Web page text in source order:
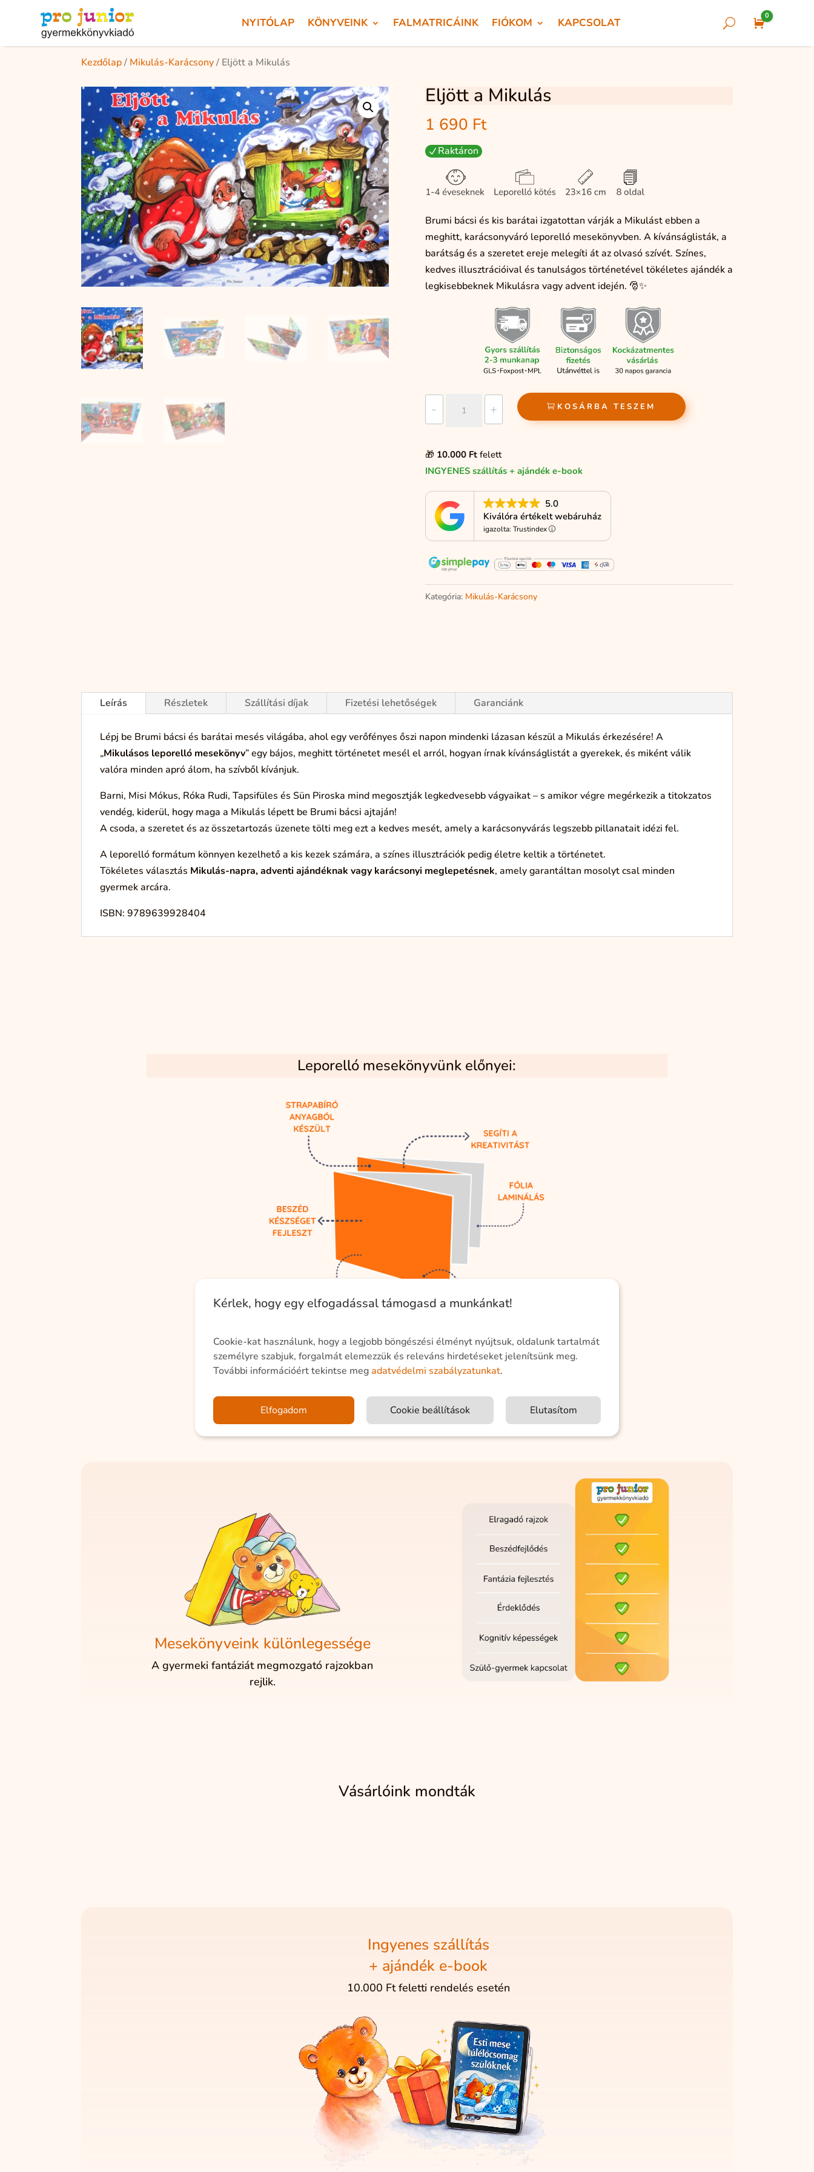
NYITÓLAP KÖNYVEINK FALMATRICÁINK FIÓKOM KAPCSOLAT U Cart
0
Kezdőlap/ Mikulás-Karácsony/ Eljött a Mikulás
Eljött a Mikulás
1 690 Ft
N Raktáron
Brumi bácsi és kis barátai izgatottan várják a Mikulást ebben a
meghitt, karácsonyváró leporelló mesekönyvben. A kívánságlisták, a
barátság és a szeretet ereje melegíti át az olvasó szívét. Színes,
kedves illusztrációival és tanulságos történetével tökéletes ajándék a
legkisebbeknek Mikulásra vagy advent idején. 🎅✨
-
mennyiség
+ KOSÁRBA TESZEM
🎁 10.000 Ftfelett
INGYENES szállítás + ajándék e-book
5.0
Kiválóra értékelt webáruház
igazolta: Trustindex
Kategória: Mikulás-Karácsony
Leírás Részletek Szállítási díjak Fizetési lehetőségek Garanciánk
Lépj be Brumi bácsi és barátai mesés világába, ahol egy verőfényes őszi napon mindenki lázasan készül a Mikulás érkezésére! A
„Mikulásos leporelló mesekönyv” egy bájos, meghitt történetet mesél el arról, hogyan írnak kívánságlistát a gyerekek, és miként válik
valóra minden apró álom, ha szívből kívánjuk.
Barni, Misi Mókus, Róka Rudi, Tapsifüles és Sün Piroska mind megosztják legkedvesebb vágyaikat – s amikor végre megérkezik a titokzatos
vendég, kiderül, hogy maga a Mikulás lépett be Brumi bácsi ajtaján!
A csoda, a szeretet és az összetartozás üzenete tölti meg ezt a kedves mesét, amely a karácsonyvárás legszebb pillanatait idézi fel.
A leporelló formátum könnyen kezelhető a kis kezek számára, a színes illusztrációk pedig életre keltik a történetet.
Tökéletes választás Mikulás-napra, adventi ajándéknak vagy karácsonyi meglepetésnek, amely garantáltan mosolyt csal minden
gyermek arcára.
ISBN: 9789639928404
Leporelló mesekönyvünk előnyei:
Mesekönyveink különlegessége
A gyermeki fantáziát megmozgató rajzokban
rejlik.
Vásárlóink mondták
Ingyenes szállítás
+ ajándék e-book
10.000 Ft feletti rendelés esetén
Kérlek, hogy egy elfogadással támogasd a munkánkat!
Cookie-kat használunk, hogy a legjobb böngészési élményt nyújtsuk, oldalunk tartalmát
személyre szabjuk, forgalmát elemezzük és releváns hirdetéseket jelenítsünk meg.
További információért tekintse megadatvédelmi szabályzatunkat.
Elfogadom Cookie beállítások Elutasítom